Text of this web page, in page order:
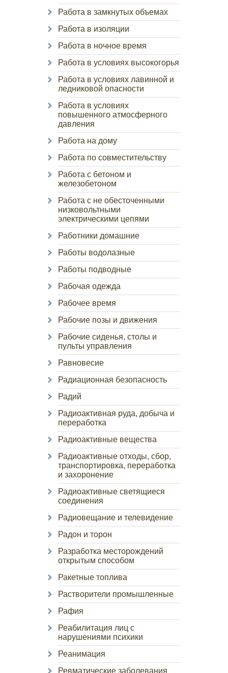
Работа в замкнутых объемах
Работа в изоляции
Работа в ночное время
Работа в условиях высокогорья
Работа в условиях лавинной и
ледниковой опасности
Работа в условиях
повышенного атмосферного
давления
Работа на дому
Работа по совместительству
Работа с бетоном и
железобетоном
Работа с не обесточенными
низковольтными
электрическими цепями
Работники домашние
Работы водолазные
Работы подводные
Рабочая одежда
Рабочее время
Рабочие позы и движения
Рабочие сиденья, столы и
пульты управления
Равновесие
Радиационная безопасность
Радий
Радиоактивная руда, добыча и
переработка
Радиоактивные вещества
Радиоактивные отходы, сбор,
транспортировка, переработка
и захоронение
Радиоактивные светящиеся
соединения
Радиовещание и телевидение
Радон и торон
Разработка месторождений
открытым способом
Ракетные топлива
Растворители промышленные
Рафия
Реабилитация лиц с
нарушениями психики
Реанимация
Ревматические заболевания